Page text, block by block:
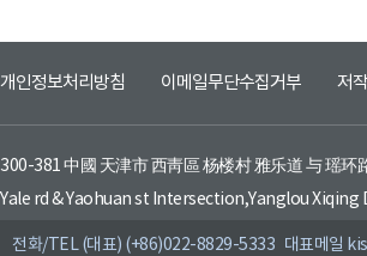
개인정보처리방침 이메일무단수집거부 저
300-381 中國 天津市 西靑區 杨楼村 雅乐道 与 瑶环
Yale rd & Yaohuan st Intersection,Yanglou
전화/TEL (대표) (+86)022-8829-5333 대표메일